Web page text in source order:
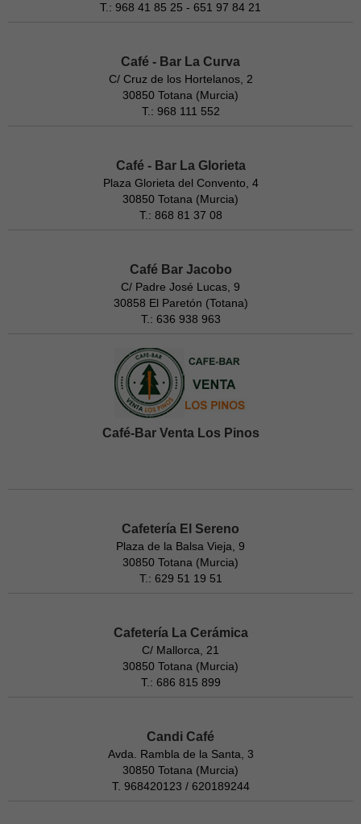
T.: 968 41 85 25 - 651 97 84 21
Café - Bar La Curva
C/ Cruz de los Hortelanos, 2
30850 Totana (Murcia)
T.: 968 111 552
Café - Bar La Glorieta
Plaza Glorieta del Convento, 4
30850 Totana (Murcia)
T.: 868 81 37 08
Café Bar Jacobo
C/ Padre José Lucas, 9
30858 El Paretón (Totana)
T.: 636 938 963
Café-Bar Venta Los Pinos
Cafetería El Sereno
Plaza de la Balsa Vieja, 9
30850 Totana (Murcia)
T.: 629 51 19 51
Cafetería La Cerámica
C/ Mallorca, 21
30850 Totana (Murcia)
T.: 686 815 899
Candi Café
Avda. Rambla de la Santa, 3
30850 Totana (Murcia)
T. 968420123 / 620189244